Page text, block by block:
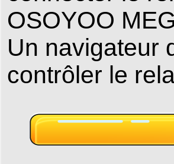
OSOYOO
Un navigateur
contrôler le